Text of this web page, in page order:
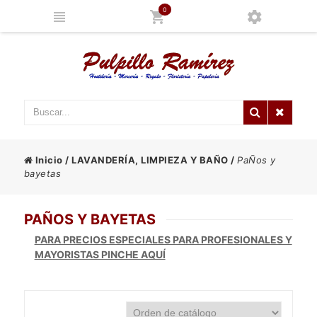
0
Inicio /LAVANDERÍA, LIMPIEZA Y BAÑO /PaÑos y
bayetas
PAÑOS Y BAYETAS
PARA PRECIOS ESPECIALES PARA PROFESIONALES Y
MAYORISTAS PINCHE AQUÍ